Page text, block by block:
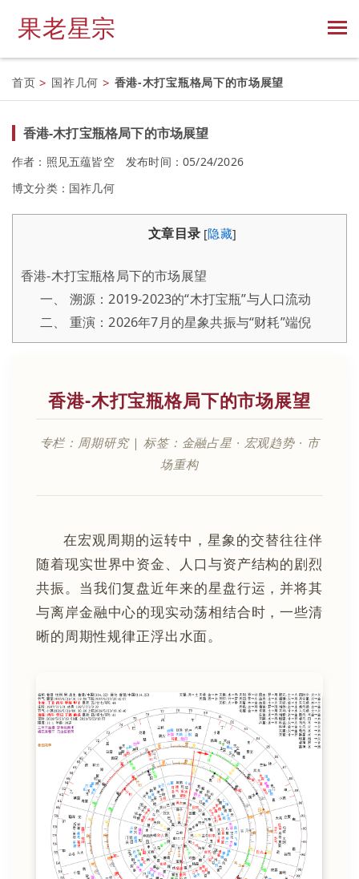
果老星宗
首页 > 国祚几何 > 香港-木打宝瓶格局下的市场展望
香港-木打宝瓶格局下的市场展望
作者：照见五蕴皆空
发布时间：05/24/2026
博文分类： 国祚几何
文章目录 [隐藏]
香港-木打宝瓶格局下的市场展望
一、 溯源：2019-2023的“木打宝瓶”与人口流动
二、 重演：2026年7月的星象共振与“财耗”端倪
香港-木打宝瓶格局下的市场展望
专栏：周期研究 | 标签：金融占星 · 宏观趋势 · 市
场重构
在宏观周期的运转中，星象的交替往往伴
随着现实世界中资金、人口与资产结构的剧烈
共振。当我们复盘近年来的星盘行运，并将其
与离岸金融中心的现实动荡相结合时，一些清
晰的周期性规律正浮出水面。